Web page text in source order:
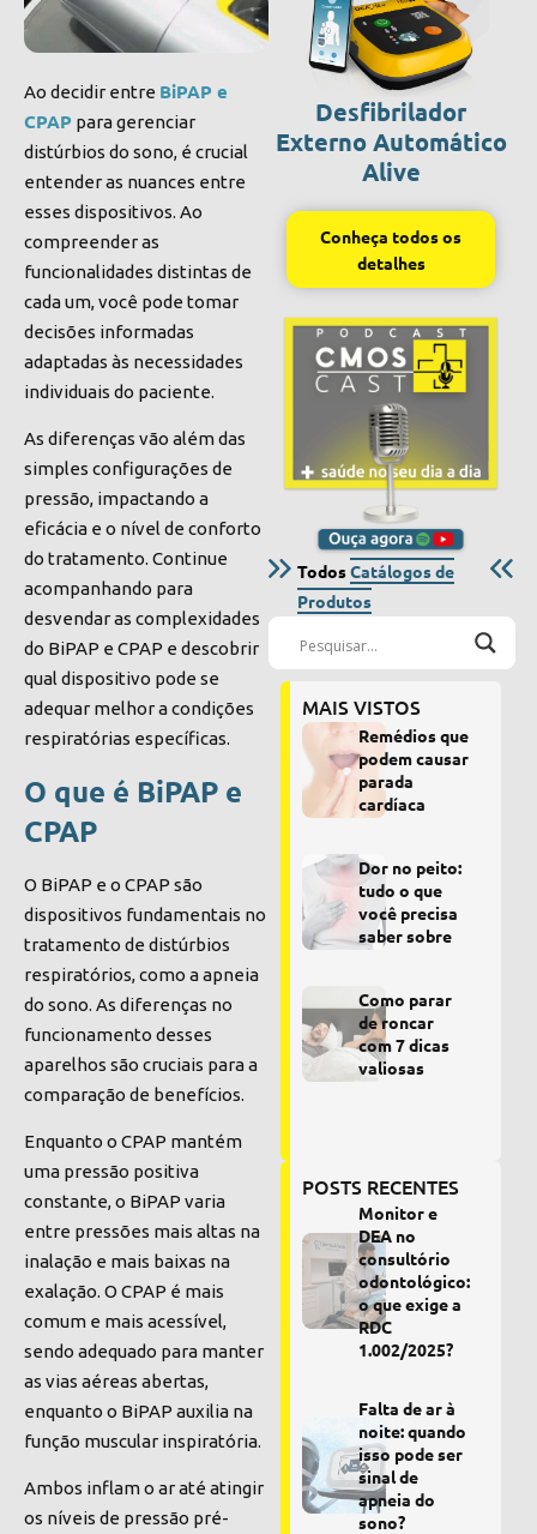
Ao decidir entre BiPAP e
CPAP para gerenciar
distúrbios do sono, é crucial
entender as nuances entre
esses dispositivos. Ao
compreender as
funcionalidades distintas de
cada um, você pode tomar
decisões informadas
adaptadas às necessidades
individuais do paciente.
As diferenças vão além das
simples configurações de
pressão, impactando a
eficácia e o nível de conforto
do tratamento. Continue
acompanhando para
desvendar as complexidades
do BiPAP e CPAP e descobrir
qual dispositivo pode se
adequar melhor a condições
respiratórias específicas.
O que é BiPAP e
CPAP
O BiPAP e o CPAP são
dispositivos fundamentais no
tratamento de distúrbios
respiratórios, como a apneia
do sono. As diferenças no
funcionamento desses
aparelhos são cruciais para a
comparação de benefícios.
Enquanto o CPAP mantém
uma pressão positiva
constante, o BiPAP varia
entre pressões mais altas na
inalação e mais baixas na
exalação. O CPAP é mais
comum e mais acessível,
sendo adequado para manter
as vias aéreas abertas,
enquanto o BiPAP auxilia na
função muscular inspiratória.
Ambos inflam o ar até atingir
os níveis de pressão pré-
Desfibrilador
Externo Automático
Alive
Conheça todos os
detalhes
TodosCatálogos de
Produtos
MAIS VISTOS
Remédios que
podem causar
parada
cardíaca
Dor no peito:
tudo o que
você precisa
saber sobre
Como parar
de roncar
com 7 dicas
valiosas
POSTS RECENTES
Monitor e
DEA no
consultório
odontológico:
o que exige a
RDC
1.002/2025?
Falta de ar à
noite: quando
isso pode ser
sinal de
apneia do
sono?